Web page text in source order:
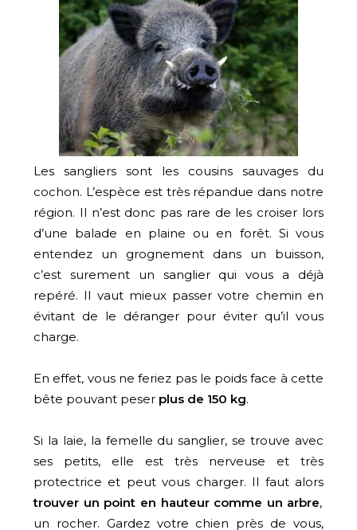
Les sangliers sont les cousins sauvages du
cochon. L’espèce est très répandue dans notre
région. Il n’est donc pas rare de les croiser lors
d’une balade en plaine ou en forêt. Si vous
entendez un grognement dans un buisson,
c’est surement un sanglier qui vous a déjà
repéré. Il vaut mieux passer votre chemin en
évitant de le déranger pour éviter qu’il vous
charge.
En effet, vous ne feriez pas le poids face à cette
bête pouvant peser plus de 150 kg.
Si la laie, la femelle du sanglier, se trouve avec
ses petits, elle est très nerveuse et très
protectrice et peut vous charger. Il faut alors
trouver un point en hauteur comme un arbre,
un rocher. Gardez votre chien près de vous,